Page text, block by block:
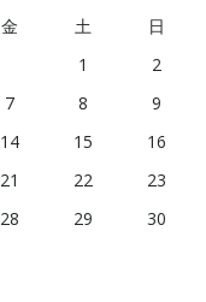
金 土
日
1
2
7 8
9
14 15
16
21 22
23
28 29
30